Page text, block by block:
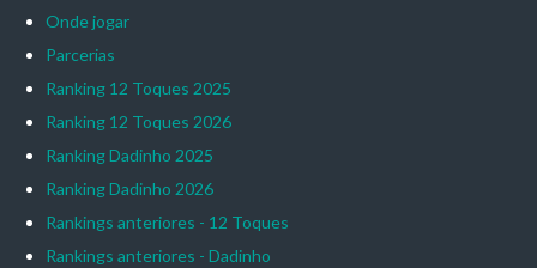
Onde jogar
Parcerias
Ranking 12 Toques 2025
Ranking 12 Toques 2026
Ranking Dadinho 2025
Ranking Dadinho 2026
Rankings anteriores - 12 Toques
Rankings anteriores - Dadinho